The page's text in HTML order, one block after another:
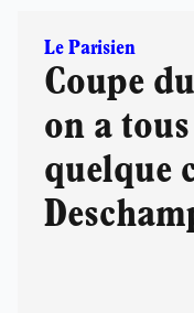
Le Parisien
Coupe
on a
quelque